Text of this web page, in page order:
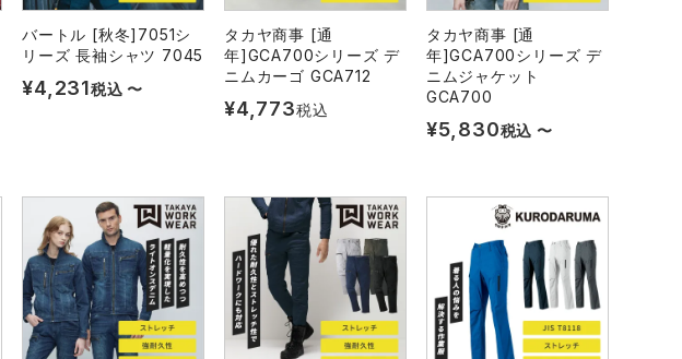
バートル [秋冬]7051シ
リーズ 長袖シャツ 7045
¥4,231税込 〜
タカヤ商事 [通
年]GCA700シリーズ デ
ニムカーゴ GCA712
¥4,773税込
タカヤ商事 [通
年]GCA700シリーズ デ
ニムジャケット
GCA700
¥5,830税込 〜